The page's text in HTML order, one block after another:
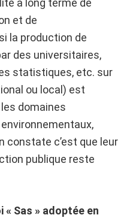
à long terme de
et de
la production de
des universitaires,
statistiques, etc. sur
ou local) est
domaines
constate c’est que leur
publique reste
Sas » adoptée en